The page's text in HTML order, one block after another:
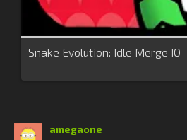
Snake Evolution: Idle Merge IO
amegaone